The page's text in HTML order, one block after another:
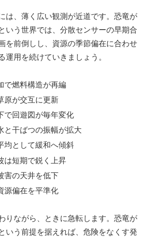
は、薄く広い観測が近道です。恐竜が
いう世界では、分散センサーの早期合
を前倒しし、資源の季節偏在に合わせ
運用を続けていきましょう。
で燃料構造が再編
原が交互に更新
で回遊図が毎年変化
と干ばつの振幅が拡大
均として緩和へ傾斜
は短期で鋭く上昇
害の天井を低下
源偏在を平準化
りながら、ときに急転します。恐竜が
いう前提を据えれば、危険をなくす発